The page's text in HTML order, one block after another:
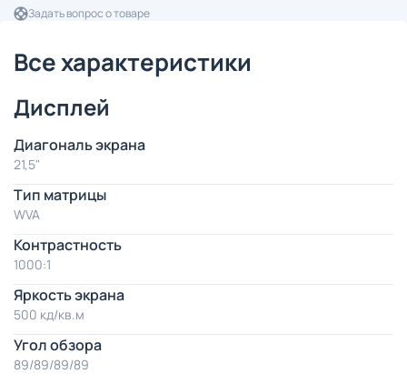
Задать вопрос о товаре
Все характеристики
Дисплей
Диагональ экрана
21,5"
Тип матрицы
WVA
Контрастность
1000:1
Яркость экрана
500 кд/кв.м
Угол обзора
89/89/89/89